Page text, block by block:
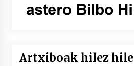
Artxiboak hilez hile